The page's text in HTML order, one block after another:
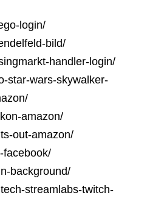
login/
bild/
handler-login/
star-wars-skywalker-
amazon/
out-amazon/
facebook/
background/
streamlabs-twitch-